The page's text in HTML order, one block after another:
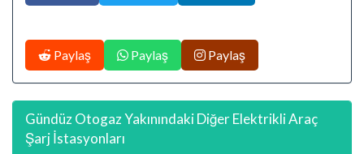
Paylaş Paylaş Paylaş
Gündüz Otogaz Yakınındaki Diğer Elektrikli Araç
Şarj İstasyonları